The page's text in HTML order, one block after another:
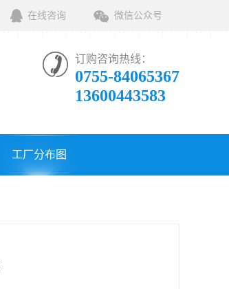
在线咨询 微信公众号
订购咨询热线：
0755-84065367
13600443583
工厂分布图